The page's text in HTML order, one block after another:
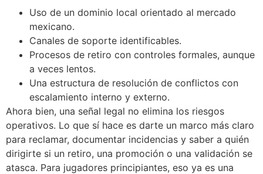
Uso de un dominio local orientado al mercado
mexicano.
Canales de soporte identificables.
Procesos de retiro con controles formales, aunque
a veces lentos.
Una estructura de resolución de conflictos con
escalamiento interno y externo.
Ahora bien, una señal legal no elimina los riesgos
operativos. Lo que sí hace es darte un marco más claro
para reclamar, documentar incidencias y saber a quién
dirigirte si un retiro, una promoción o una validación se
atasca. Para jugadores principiantes, eso ya es una